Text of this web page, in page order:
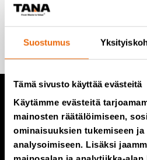
Suostumus
Tämä sivusto käyttää evästeitä
Käytämme evästeitä
mainosten räätälöimiseen,
ominaisuuksien tukemiseen ja
analysoimiseen. Lisäksi
TANA tuotteet
TANA kaatopaikkajyrät